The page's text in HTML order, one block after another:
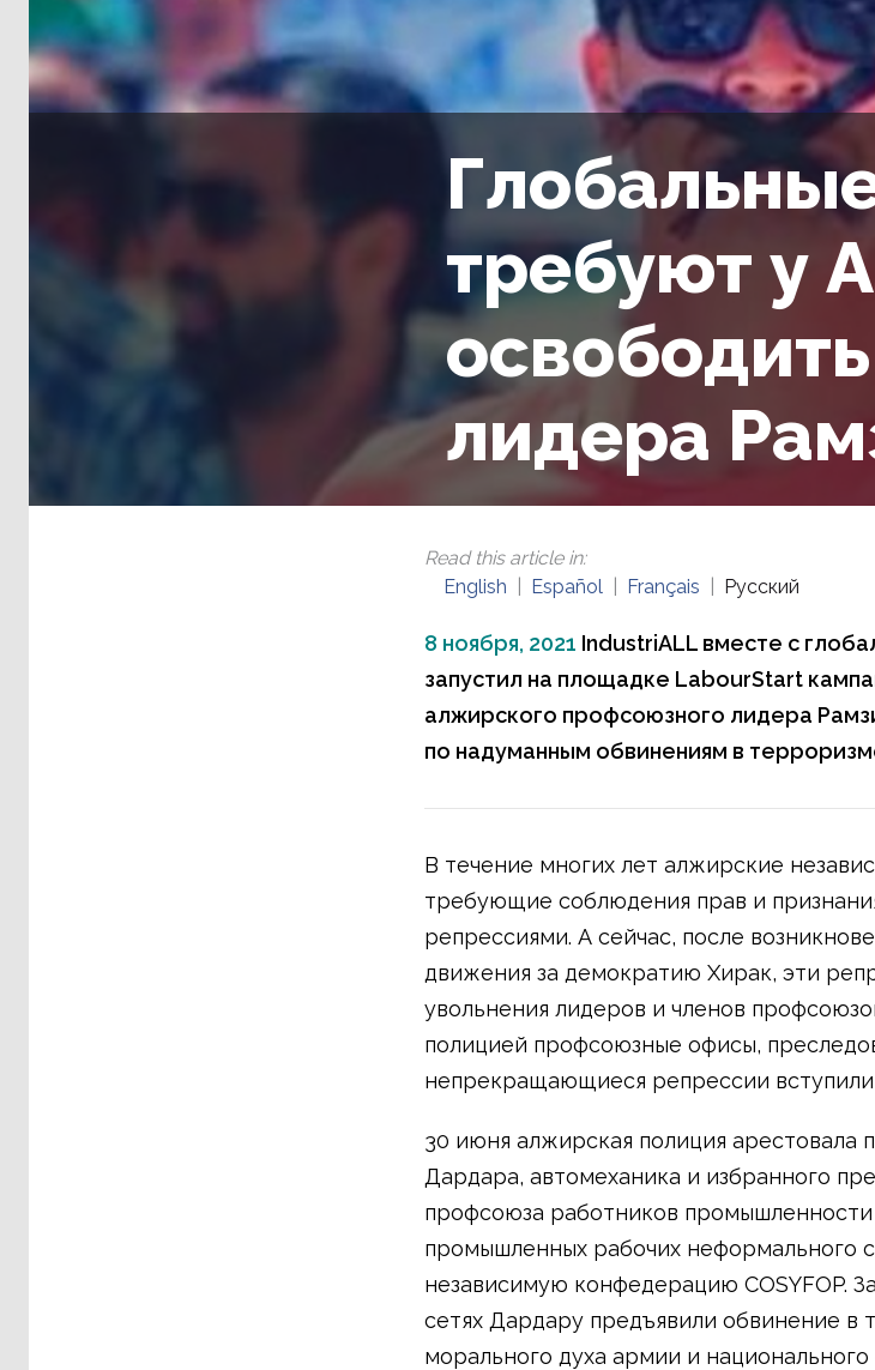
требуют у
лидера
Read this article in:
English
Español Français Русский
8 ноября, 2021 IndustriALL вместе с
запустил на площадке LabourStart
алжирского профсоюзного лидера
по надуманным обвинениям в
В течение многих лет алжирские
требующие соблюдения прав и
репрессиями. А сейчас, после
движения за демократию Хирак, эти
увольнения лидеров и членов
полицией профсоюзные офисы,
непрекращающиеся репрессии
30 июня алжирская полиция арестовала
Дардара, автомеханика и избранного
профсоюза работников промышленности
промышленных рабочих неформального
независимую конфедерацию COSYFOP.
сетях Дардару предъявили обвинение в
морального духа армии и национального